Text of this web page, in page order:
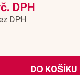
DPH
DPH
DO KOŠÍKU